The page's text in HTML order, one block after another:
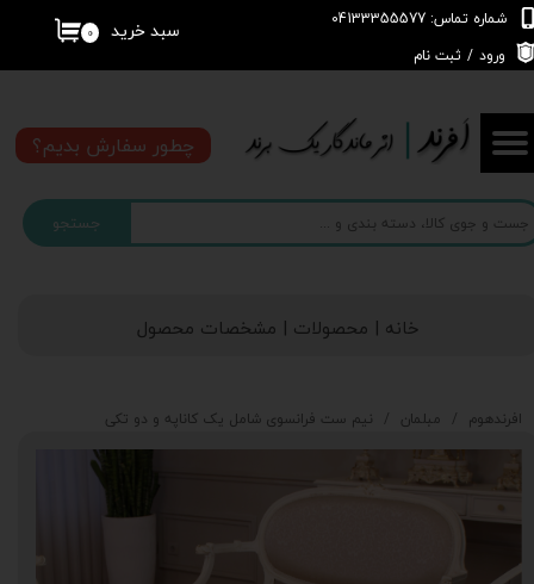
جستجو
شماره تماس: 04133355577
۰ سبد خرید
ورود / ثبت نام
حساب کاربری من
تغییر گذر واژه
سفارشات
خروج از حساب کاربری
چطور سفارش بدیم؟
خانه | محصولات | مشخصات محصول
افرندهوم مبلمان نیم ست فرانسوی شامل یک کاناپه و دو تکی